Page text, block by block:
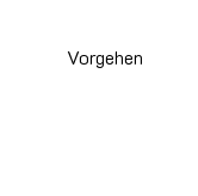
Vorgehen